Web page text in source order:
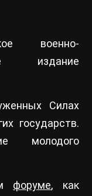
военно-
издание
Силах
государств.
молодого
форуме, как